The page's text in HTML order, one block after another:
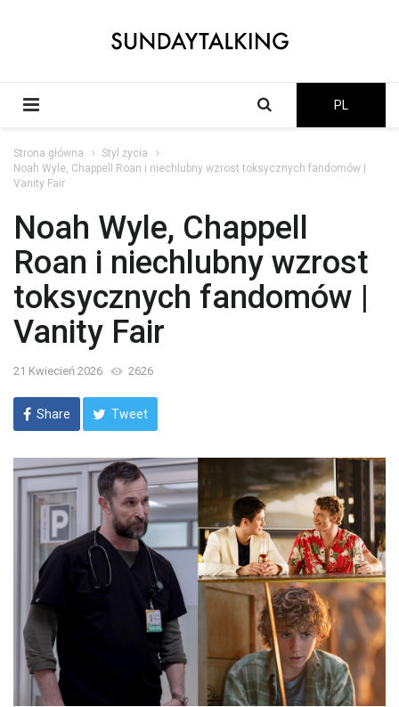
PL
Strona główna
Styl życia
Noah Wyle, Chappell Roan i niechlubny wzrost toksycznych fandomów |
Vanity Fair
Noah Wyle, Chappell
Roan i niechlubny wzrost
toksycznych fandomów |
Vanity Fair
21 Kwiecień 2026 2626
Share Tweet